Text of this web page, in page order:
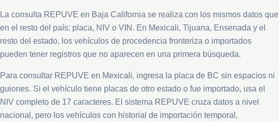
La consulta REPUVE en Baja California se realiza con los mismos datos que
en el resto del país: placa, NIV o VIN. En Mexicali, Tijuana, Ensenada y el
resto del estado, los vehículos de procedencia fronteriza o importados
pueden tener registros que no aparecen en una primera búsqueda.
Para consultar REPUVE en Mexicali, ingresa la placa de BC sin espacios ni
guiones. Si el vehículo tiene placas de otro estado o fue importado, usa el
NIV completo de 17 caracteres. El sistema REPUVE cruza datos a nivel
nacional, pero los vehículos con historial de importación temporal,